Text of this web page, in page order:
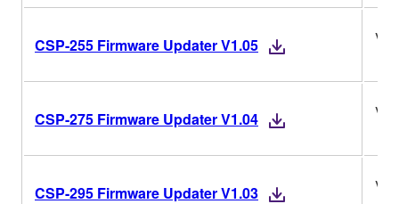
CSP-255 Firmware Updater V1.05
CSP-275 Firmware Updater V1.04
CSP-295 Firmware Updater V1.03